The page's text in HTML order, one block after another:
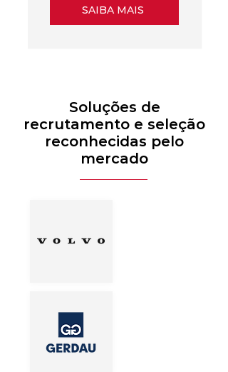
SAIBA MAIS
Soluções de
recrutamento e seleção
reconhecidas pelo
mercado